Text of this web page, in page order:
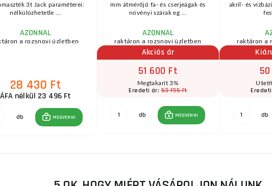
3t Jack paraméterei:
nélkülözhetetle ...
AZONNAL
a rozsnovi üzletben
28 430 Ft
ÁFA nélkül 23 496 Ft
db MEGVENNI
mm átmérőjű fa- és cserjeágak és
növényi szárak eg ...
AZONNAL
raktáron a rozsnovi üzletben
Akciós ár
51 600 Ft
Megtakarít 3%
Eredeti ár:53 195 Ft
db MEGVENNI
akril- és
raktáron a
db